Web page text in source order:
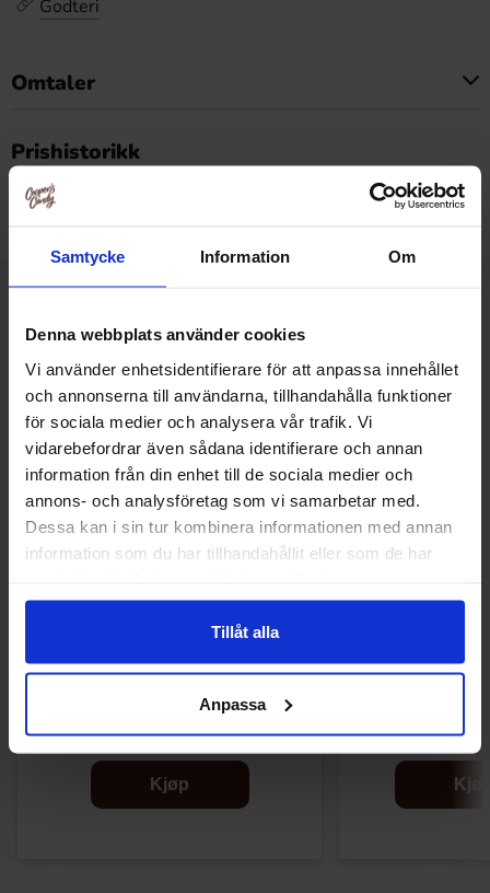
Samtycke Information Om
Denna webbplats använder cookies
Vi använder enhetsidentifierare för att anpassa innehållet
och annonserna till användarna, tillhandahålla funktioner
för sociala medier och analysera vår trafik. Vi
vidarebefordrar även sådana identifierare och annan
information från din enhet till de sociala medier och
annons- och analysföretag som vi samarbetar med.
Dessa kan i sin tur kombinera informationen med annan
information som du har tillhandahållit eller som de har
Tillåt alla
Anpassa
Godteri
Omtaler
Prishistorikk
Laveste pris de siste 30 dagene er 479.90 kr (2026-08-
Relaterte produkter
-27%
25.90 kr 19 kr
Kjøp